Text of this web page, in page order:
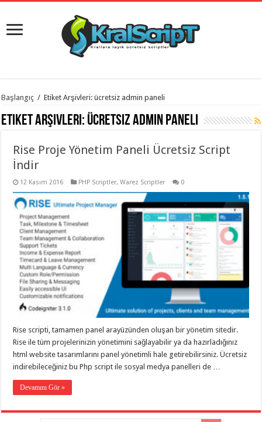
istanbul
evden
eve
organizasyon ,
gaziantep
evden
taşımacılık,
evden
taşımacılık
gaziantep
evden
taşımacılık,
evden
taşımacılık,
gaziantep
evden
taşımacılık,
evden
taşımacılık,
gaziantep
taşımacılık,
gaziantep
evden
taşımacılık,
Başlangıç / Etiket Arşivleri: ücretsiz admin paneli
Etiket Arşivleri: ücretsiz admin paneli
Rise Proje Yönetim Paneli Ücretsiz Script
İndir
12 Kasım 2016 PHP Scriptler,Warez Scriptler 0
Rise scripti, tamamen panel arayüzünden oluşan bir yönetim sitedir.
Rise ile tüm projelerinizin yönetimini sağlayabilir ya da hazırladığınız
html website tasarımlarını panel yönetimli hale getirebilirsiniz. Ücretsiz
indirebileceğiniz bu Php script ile sosyal medya panelleri de …
Devamını Gör »